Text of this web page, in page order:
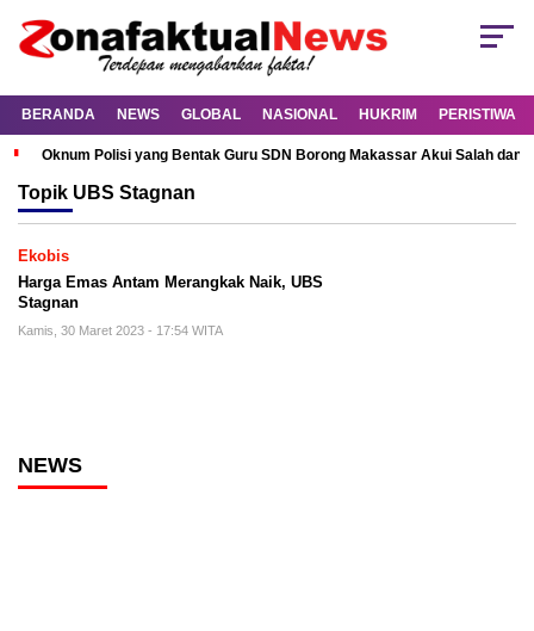
BERANDA NEWS GLOBAL NASIONAL HUKRIM PERISTIWA
Oknum Polisi yang Bentak Guru SDN Borong Makassar Akui Salah dan
Topik UBS Stagnan
Ekobis
Harga Emas Antam Merangkak Naik, UBS
Stagnan
Kamis, 30 Maret 2023 - 17:54 WITA
NEWS